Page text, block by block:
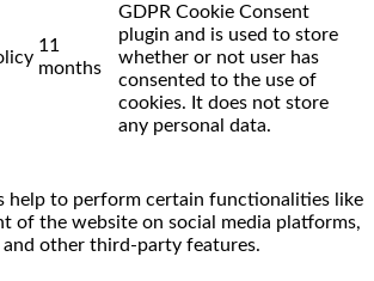
11
months
GDPR Cookie Consent
plugin and is used to store
whether or not user has
consented to the use of
cookies. It does not store
any personal data.
help to perform certain functionalities like
of the website on social media platforms,
other third-party features.